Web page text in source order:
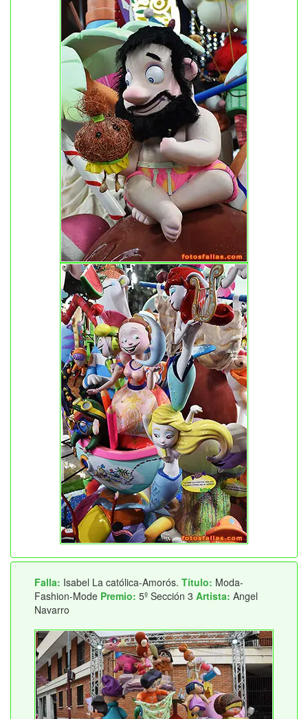
Falla: Isabel La católica-Amorós. Título: Moda-
Fashion-Mode Premio: 5º Sección 3 Artista: Angel
Navarro